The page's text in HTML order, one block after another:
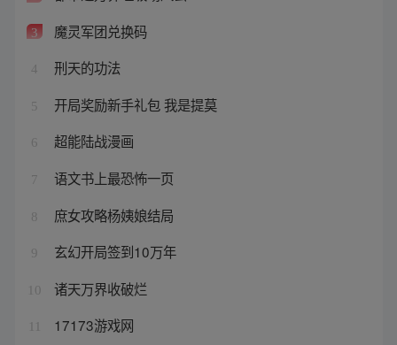
3 魔灵军团兑换码
4 刑天的功法
5 开局奖励新手礼包 我是提莫
6 超能陆战漫画
7 语文书上最恐怖一页
8 庶女攻略杨姨娘结局
9 玄幻开局签到10万年
10 诸天万界收破烂
17173游戏网